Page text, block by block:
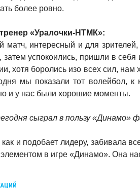
более ровно.
«Уралочки-НТМК»:
матч, интересный и для
успокоились, пришли в
хотя боролись изо всех сил,
мы показали тот волейбол,
и у нас были хорошие моменты.
сыграл в пользу «Динамо»
и подобает лидеру, забивала
в игре «Динамо». Она